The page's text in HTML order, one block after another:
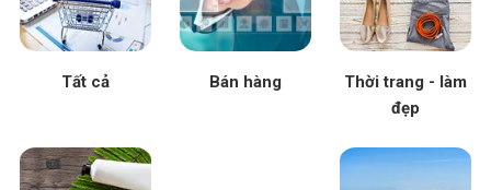
Tất cả Bán hàng
Thời trang - làm
đẹp